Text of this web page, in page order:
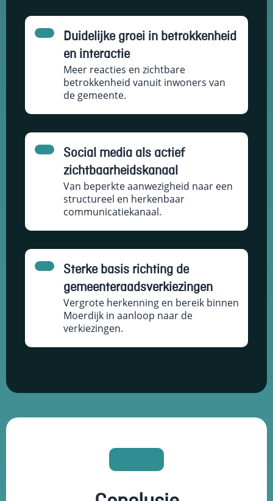
Duidelijke groei in betrokkenheid
en interactie
Meer reacties en zichtbare
betrokkenheid vanuit inwoners van
de gemeente.
Social media als actief
zichtbaarheidskanaal
Van beperkte aanwezigheid naar een
structureel en herkenbaar
communicatiekanaal.
Sterke basis richting de
gemeenteraadsverkiezingen
Vergrote herkenning en bereik binnen
Moerdijk in aanloop naar de
verkiezingen.